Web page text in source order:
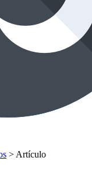
> Artículo